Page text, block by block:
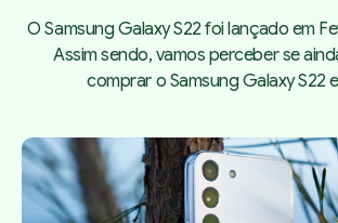
O Samsung Galaxy S22 foi lançado em
Assim sendo, vamos perceber se
comprar o Samsung Galaxy S22